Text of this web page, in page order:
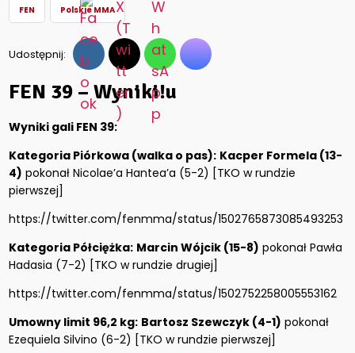
FEN Polskie MMA
Udostępnij:
FEN 39 – Wyniki!u
Wyniki gali FEN 39:
Kategoria Piórkowa (walka o pas): Kacper Formela (13-
4) pokonał Nicolae’a Hantea’a (5-2) [TKO w rundzie
pierwszej]
https://twitter.com/fenmma/status/1502765873085493253
Kategoria Półciężka: Marcin Wójcik (15-8) pokonał Pawła
Hadasia (7-2) [TKO w rundzie drugiej]
https://twitter.com/fenmma/status/1502752258005553162
Umowny limit 96,2 kg: Bartosz Szewczyk (4-1) pokonał
Ezequiela Silvino (6-2) [TKO w rundzie pierwszej]